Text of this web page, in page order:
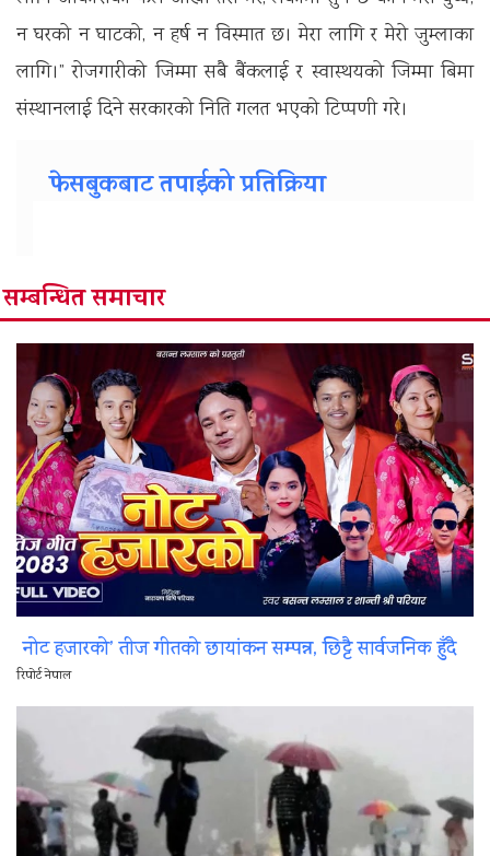
न घरको न घाटको, न हर्ष न विस्मात छ। मेरा लागि र मेरो जुम्लाका
लागि।” रोजगारीको जिम्मा सबै बैंकलाई र स्वास्थयको जिम्मा बिमा
संस्थानलाई दिने सरकारको निति गलत भएको टिप्पणी गरे।
फेसबुकबाट तपाईको प्रतिक्रिया
सम्बन्धित समाचार
नोट हजारको’ तीज गीतको छायांकन सम्पन्न, छिट्टै सार्वजनिक हुँदै
रिपोर्ट नेपाल